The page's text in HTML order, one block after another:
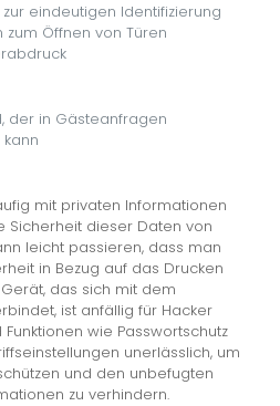
eindeutigen Identifizierung
zum Öffnen von Türen
der in Gästeanfragen
mit privaten Informationen
Sicherheit dieser Daten von
leicht passieren, dass man
in Bezug auf das Drucken
das sich mit dem
ist anfällig für Hacker
wie Passwortschutz
unerlässlich, um
und den unbefugten
zu verhindern.